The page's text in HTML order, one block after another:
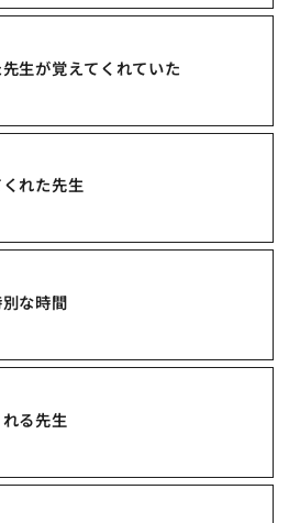
生が覚えてくれていた
れた先生
な時間
る先生